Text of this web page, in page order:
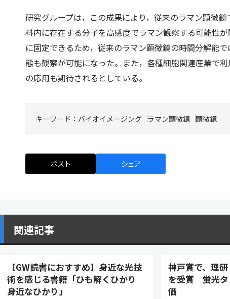
研究グループは，この成果により，従来のラマン顕微
料内に存在する分子を高感度でラマン観察する可能性
に固定できるため，従来のラマン顕微鏡の時間分解能
態も観察が可能になった。また，各種細胞関連産業で
の応用も期待されるとしている。
キーワード： バイオイメージング ラマン顕微鏡 顕微鏡
ポスト シェア
関連記事
【GW読書におすすめ】身近な光技
術を感じる書籍「ひも解くひかり
身近なひかり」
神戸賞で、理
を受賞 蛍光タ
価